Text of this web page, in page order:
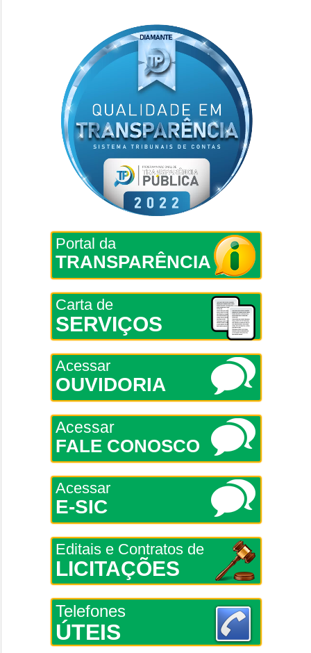
Portal da
TRANSPARÊNCIA
Carta de
SERVIÇOS
Acessar
OUVIDORIA
Acessar
FALE CONOSCO
Acessar
E-SIC
Editais e Contratos de
LICITAÇÕES
Telefones
ÚTEIS